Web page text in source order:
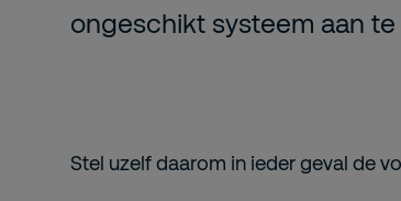
ongeschikt systeem aan
Stel uzelf daarom in ieder geval de